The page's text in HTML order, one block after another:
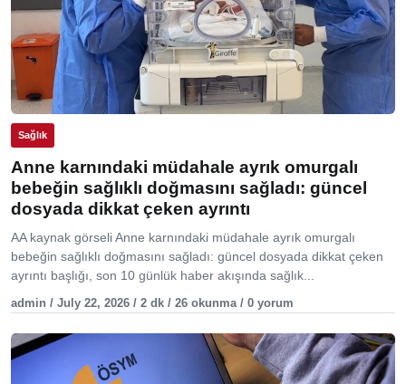
Sağlık
Anne karnındaki müdahale ayrık omurgalı
bebeğin sağlıklı doğmasını sağladı: güncel
dosyada dikkat çeken ayrıntı
AA kaynak görseli Anne karnındaki müdahale ayrık omurgalı
bebeğin sağlıklı doğmasını sağladı: güncel dosyada dikkat çeken
ayrıntı başlığı, son 10 günlük haber akışında sağlık...
admin / July 22, 2026 / 2 dk / 26 okunma / 0 yorum